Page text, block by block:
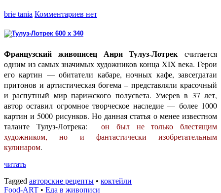
brie tania Комментариев нет
Французский живописец Анри Тулуз-Лотрек
считается
одним из самых значимых художников конца XIX века. Герои
его картин — обитатели кабаре, ночных кафе, завсегдатаи
притонов и артистическая богема – представляли красочный
и распутный мир парижского полусвета. Умерев в 37 лет,
автор оставил огромное творческое наследие — более 1000
картин и 5000 рисунков. Но данная статья о менее известном
таланте Тулуз-Лотрека:он был не только блестящим
художником, но и фантастически изобретательным
кулинаром.
читать
Tagged авторские рецепты • коктейли
Food-ART • Еда в живописи